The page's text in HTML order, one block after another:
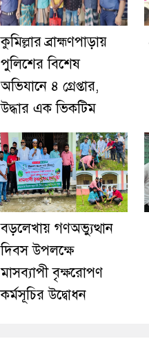
কুমিল্লার ব্রাহ্মণপাড়ায়
পুলিশের বিশেষ
অভিযানে ৪ গ্রেপ্তার,
উদ্ধার এক ভিকটিম
বড়লেখায় গণঅভ্যুত্থান
দিবস উপলক্ষে
মাসব্যাপী বৃক্ষরোপণ
কর্মসূচির উদ্বোধন